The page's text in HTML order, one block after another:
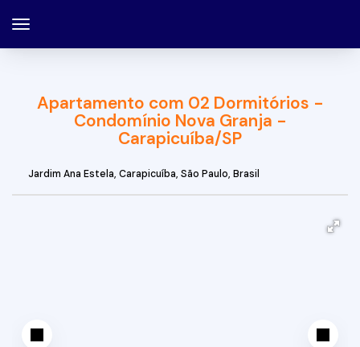
Apartamento com 02 Dormitórios -
Condomínio Nova Granja -
Carapicuíba/SP
Jardim Ana Estela, Carapicuíba, São Paulo, Brasil